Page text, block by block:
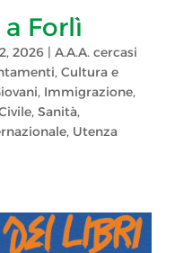
Forlì
2026| A.A.A. cercasi
, Cultura e
, Immigrazione,
, Sanità,
, Utenza